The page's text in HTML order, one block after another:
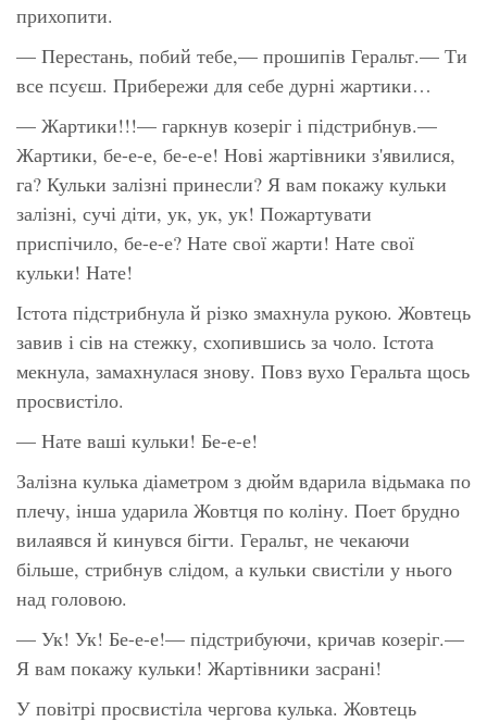
прихопити.
— Перестань, побий тебе,— прошипів Геральт.— Ти
все псуєш. Прибережи для себе дурні жартики…
— Жартики!!!— гаркнув козеріг і підстрибнув.—
Жартики, бе-е-е, бе-е-е! Нові жартівники з'явилися,
га? Кульки залізні принесли? Я вам покажу кульки
залізні, сучі діти, ук, ук, ук! Пожартувати
приспічило, бе-е-е? Нате свої жарти! Нате свої
кульки! Нате!
Істота підстрибнула й різко змахнула рукою. Жовтець
завив і сів на стежку, схопившись за чоло. Істота
мекнула, замахнулася знову. Повз вухо Геральта щось
просвистіло.
— Нате ваші кульки! Бе-е-е!
Залізна кулька діаметром з дюйм вдарила відьмака по
плечу, інша ударила Жовтця по коліну. Поет брудно
вилаявся й кинувся бігти. Геральт, не чекаючи
більше, стрибнув слідом, а кульки свистіли у нього
над головою.
— Ук! Ук! Бе-е-е!— підстрибуючи, кричав козеріг.—
Я вам покажу кульки! Жартівники засрані!
У повітрі просвистіла чергова кулька. Жовтець